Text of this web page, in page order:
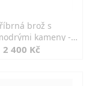
brož s
kameny -
elegance
2 400 Kč